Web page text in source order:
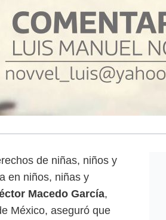
de niñas, niños y
en niños, niñas y
Macedo García,
México, aseguró que